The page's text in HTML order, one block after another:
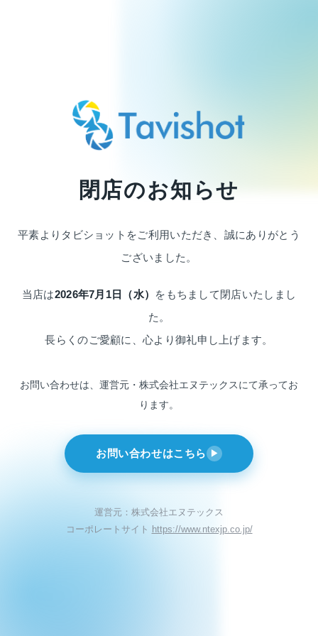
閉店のお知らせ
平素よりタビショットをご利用いただき、 誠にありがとう
ございました。
当店は2026年7月1日（水） をもちまして閉店いたしまし
た。
長らくのご愛顧に、心より御礼申し上げます。
お問い合わせは、運営元・株式会社エヌテックスにて承ってお
ります。
お問い合わせはこちら ▶
運営元：株式会社エヌテックス
コーポレートサイト https://www.ntexjp.co.jp/